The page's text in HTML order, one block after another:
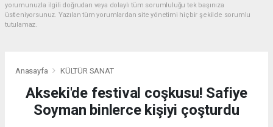
yorumunuzla ilgili doğrudan veya dolaylı tüm sorumluluğu tek başınıza
üstleniyorsunuz. Yazılan tüm yorumlardan site yönetimi hiçbir şekilde sorumlu
tutulamaz.
Anasayfa KÜLTÜR SANAT
Akseki'de festival coşkusu! Safiye
Soyman binlerce kişiyi çoşturdu